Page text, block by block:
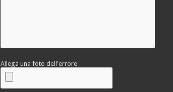
Allega una foto dell'errore